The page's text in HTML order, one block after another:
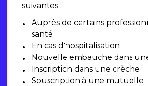
suivantes :
Auprès de certains
santé
En cas d'hospitalisation
Nouvelle embauche dans
Inscription dans une crèche
Souscription à une mutuelle